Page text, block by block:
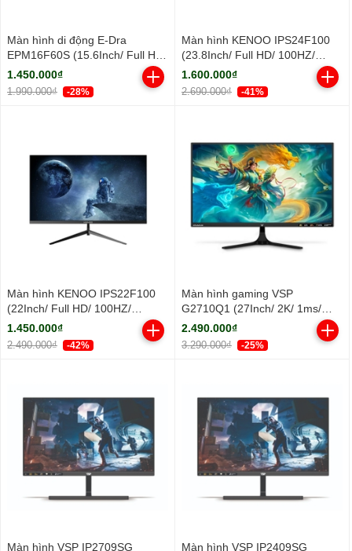
Màn hình di động E-Dra
EPM16F60S (15.6Inch/ Full HD/
5ms/ IPS)
1.450.000₫
1.990.000₫ -28%
Màn hình KENOO IPS24F100
(23.8Inch/ Full HD/ 100HZ/
250cd/m2/ IPS)
1.600.000₫
2.690.000₫ -41%
Màn hình KENOO IPS22F100
(22Inch/ Full HD/ 100HZ/
250cd/m2/ IPS)
1.450.000₫
2.490.000₫ -42%
Màn hình gaming VSP
G2710Q1 (27Inch/ 2K/ 1ms/
100HZ/ 300cd/m2/ IPS)
2.490.000₫
3.290.000₫ -25%
Màn hình VSP IP2709SG Màn hình VSP IP2409SG